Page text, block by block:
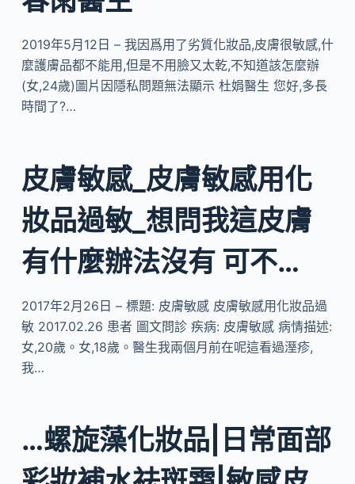
2019年5月12日 – 我因爲用了劣質化妝品,皮膚很敏感,什
麼護膚品都不能用,但是不用臉又太乾,不知道該怎麼辦
(女,24歲)圖片因隱私問題無法顯示 杜娟醫生 您好,多長
時間了?…
皮膚敏感_皮膚敏感用化
妝品過敏_想問我這皮膚
有什麼辦法沒有 可不…
2017年2月26日 – 標題: 皮膚敏感 皮膚敏感用化妝品過
敏 2017.02.26 患者 圖文問診 疾病: 皮膚敏感 病情描述:
女,20歲。女,18歲。醫生我兩個月前在呢這看過溼疹,
我…
…螺旋藻化妝品|日常面部